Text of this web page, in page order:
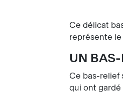
Ce délicat
représente le
UN BAS-
Ce bas-relief
qui ont gardé